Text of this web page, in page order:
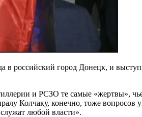
в российский город Донецк, и
и РСЗО те самые «жертвы»,
Колчаку, конечно, тоже вопросов
любой власти».